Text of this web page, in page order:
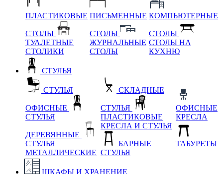
ПЛАСТИКОВЫЕ
СТОЛЫ
ТУАЛЕТНЫЕ
СТОЛИКИ
ПИСЬМЕННЫЕ
СТОЛЫ
ЖУРНАЛЬНЫЕ
СТОЛЫ
КОМПЬЮТЕРНЫЕ
СТОЛЫ
СТОЛЫ НА
КУХНЮ
СТУЛЬЯ
СТУЛЬЯ
ОФИСНЫЕ
СТУЛЬЯ
ДЕРЕВЯННЫЕ
СТУЛЬЯ
МЕТАЛЛИЧЕСКИЕ
СКЛАДНЫЕ
СТУЛЬЯ
ПЛАСТИКОВЫЕ
КРЕСЛА И СТУЛЬЯ
БАРНЫЕ
СТУЛЬЯ
ОФИСНЫЕ
КРЕСЛА
ТАБУРЕТЫ
ШКАФЫ И ХРАНЕНИЕ